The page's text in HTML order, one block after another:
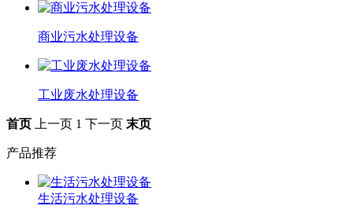
商业污水处理设备
工业废水处理设备
首页 上一页 1 下一页 末页
产品推荐
生活污水处理设备